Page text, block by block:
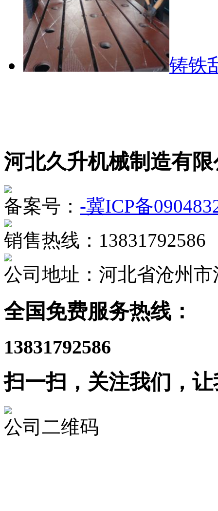
铸铁
河北久升机械制造有
备案号： -冀ICP备
销售热线：13831792586
公司地址：河北省沧州
全国免费服务热线：
13831792586
扫一扫，关注我们，
公司二维码